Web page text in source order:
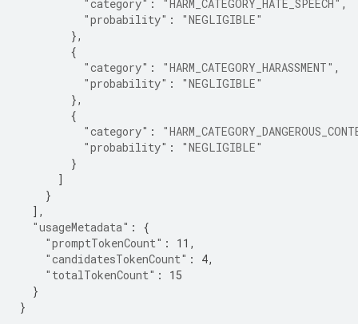
"category" : "HARM_CATEGORY_HATE_SPEECH" ,
"probability" :
"NEGLIGIBLE"
},
{
"category" : "HARM_CATEGORY_HARASSMENT" ,
"probability" :
"NEGLIGIBLE"
},
{
"category" :
"probability" :
"NEGLIGIBLE"
}
]
}
],
"usageMetadata" :
{
"promptTokenCount" : 11 ,
"candidatesTokenCount" : 4,
"totalTokenCount" :
15
}
}